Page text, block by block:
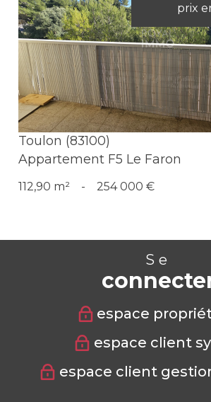
prix
Voir le bien
Toulon (83100)
Appartement F5 Le Faron
112,90 m² - 254 000 €
Se
espace
espace client
espace client